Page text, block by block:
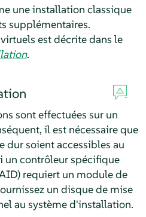
une installation classique
supplémentaires.
est décrite dans le
.
sont effectuées sur un
il est nécessaire que
dur soient accessibles au
un contrôleur spécifique
requiert un module de
un disque de mise
au système d'installation.